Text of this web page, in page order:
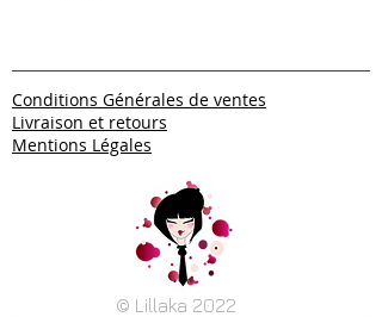
• Dimensions : L : 45 cm l : 41 cm
• Anse blanches à soufflet
Lavage en machine 30°
Conditions Générales de ventes
Livraison et retours
Mentions Légales
© Lillaka 2022